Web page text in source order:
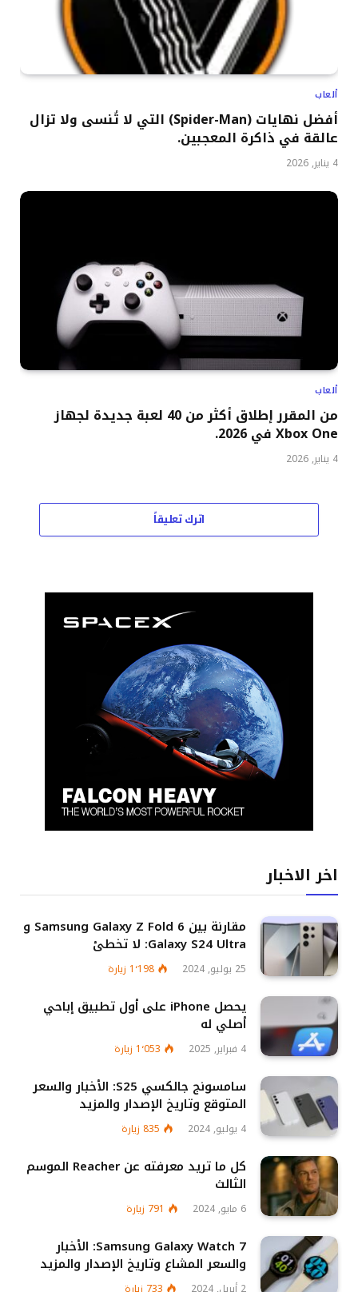
ألعاب
أفضل نهايات (Spider-Man) التي لا تُنسى ولا تزال
عالقة في ذاكرة المعجبين.
4 يناير, 2026
ألعاب
من المقرر إطلاق أكثر من 40 لعبة جديدة لجهاز
Xbox One في 2026.
4 يناير, 2026
اترك تعليقاً
اخر الاخبار
مقارنة بين Samsung Galaxy Z Fold 6 و
Galaxy S24 Ultra: لا تخطئ
25 يوليو, 2024 1٬198 زيارة
يحصل iPhone على أول تطبيق إباحي
أصلي له
4 فبراير, 2025 1٬053 زيارة
سامسونج جالكسي S25: الأخبار والسعر
المتوقع وتاريخ الإصدار والمزيد
4 يوليو, 2024 835 زيارة
كل ما تريد معرفته عن Reacher الموسم
الثالث
6 مايو, 2024 791 زيارة
Samsung Galaxy Watch 7: الأخبار
والسعر المشاع وتاريخ الإصدار والمزيد